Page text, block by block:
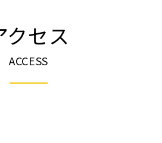
クセス
ACCESS